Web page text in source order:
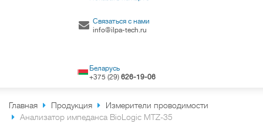
Связаться с нами
info@ilpa-tech.ru
Беларусь
+375 (29) 626-19-06
Главная Продукция
Измерители проводимости
Анализатор импеданса BioLogic MTZ-35